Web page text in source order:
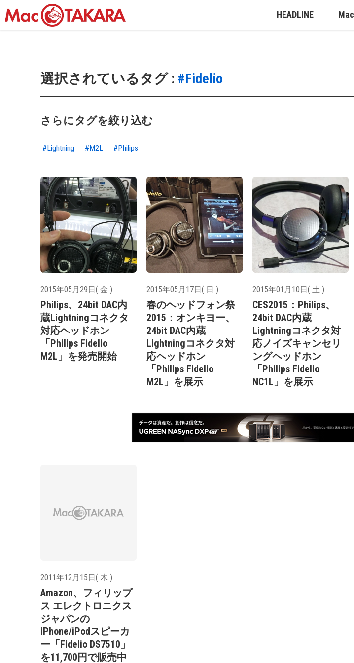
HEADLINE Mac
選択されているタグ : #Fidelio
さらにタグを絞り込む
#Lightning #M2L #Philips
2015年05月29日( 金 )
Philips、24bit DAC内
蔵Lightningコネクタ
対応ヘッドホン
「Philips Fidelio
M2L」を発売開始
2015年05月17日( 日 )
春のヘッドフォン祭
2015：オンキヨー、
24bit DAC内蔵
Lightningコネクタ対
応ヘッドホン
「Philips Fidelio
M2L」を展示
2015年01月10日( 土 )
CES2015：Philips、
24bit DAC内蔵
Lightningコネクタ対
応ノイズキャンセリ
ングヘッドホン
「Philips Fidelio
NC1L」を展示
2011年12月15日( 木 )
Amazon、フィリップ
ス エレクトロニクス
ジャパンの
iPhone/iPodスピーカ
ー「Fidelio DS7510」
を11,700円で販売中